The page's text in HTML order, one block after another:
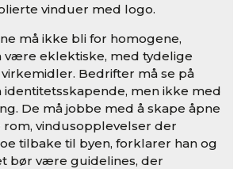
vinduer med logo.
må ikke bli for homogene,
være eklektiske, med tydelige
Bedrifter må se på
identitetsskapende, men ikke med
De må jobbe med å skape åpne
rom, vindusopplevelser der
tilbake til byen, forklarer han og
bør være guidelines, der